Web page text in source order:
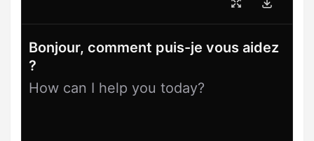
Bonjour, comment puis-je vous aidez
?
How can I help you today?